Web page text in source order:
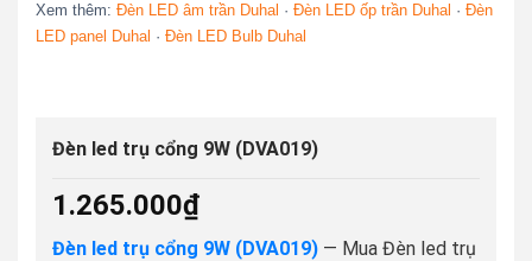
Xem thêm: Đèn LED âm trần Duhal · Đèn LED ốp trần Duhal · Đèn
LED panel Duhal · Đèn LED Bulb Duhal
Đèn led trụ cổng 9W (DVA019)
1.265.000₫
Đèn led trụ cổng 9W (DVA019)— Mua Đèn led trụ